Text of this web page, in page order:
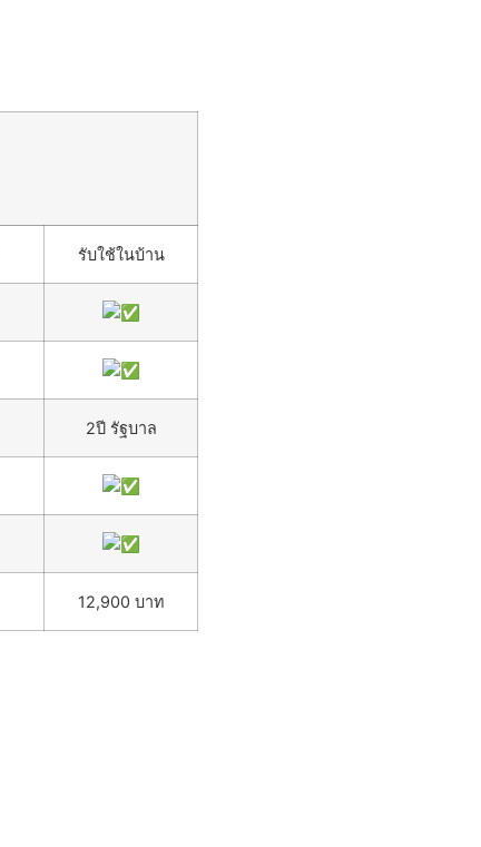
รับใช้ในบ้าน
2ปี รัฐบาล
12,900 บาท